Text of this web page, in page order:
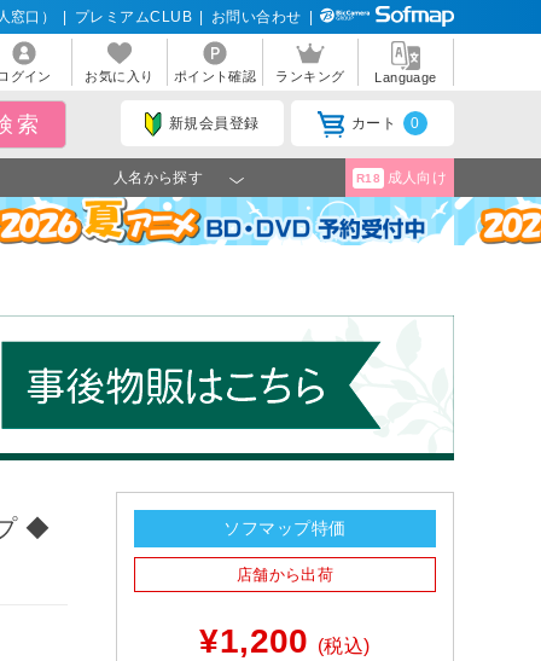
窓口） プレミアムCLUB お問い合わせ
グイン お気に入り ポイント確認 ランキング Language
新規会員登録 カート 0
人名から探す R18 成人向け
◆ ソフマップ特価
店舗から出荷
¥1,200 (税込)